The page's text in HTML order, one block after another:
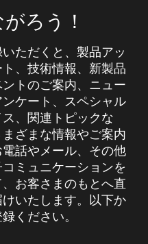
ろう！
いただくと、製品アッ
ト、技術情報、新製品
トのご案内、ニュー
ンケート、スペシャル
、関連トピックな
まざまな情報やご案内
電話やメール、その他
ミュニケーションを
お客さまのもとへ直
いたします。以下か
ください。